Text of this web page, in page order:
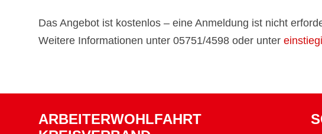
Das Angebot ist kostenlos – eine Anmeldung ist nicht
Weitere Informationen unter 05751/4598 oder unter
ARBEITERWOHLFAHRT